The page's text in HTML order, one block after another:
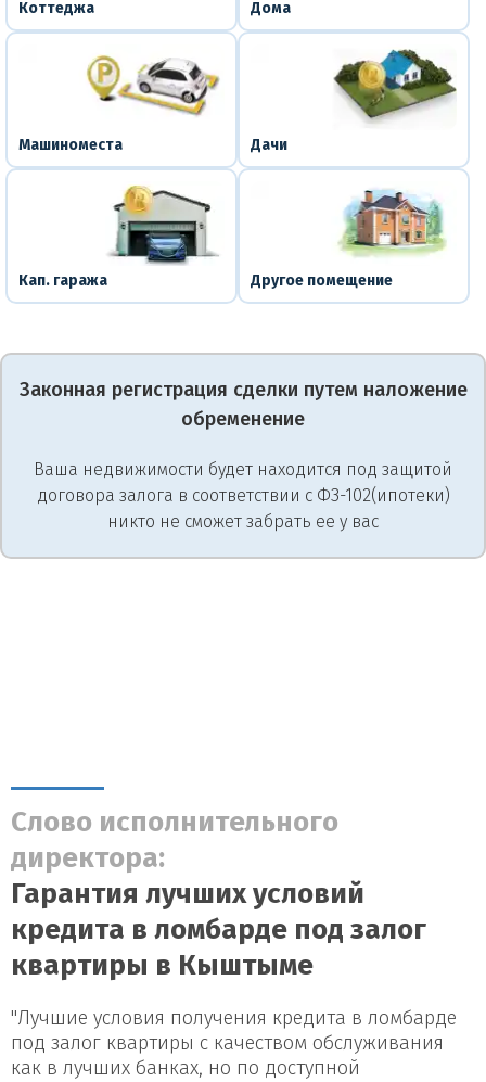
Коттеджа Дома
Машиноместа Дачи
Кап. гаража Другое помещение
Законная регистрация сделки путем наложение
обременение
Ваша недвижимости будет находится под защитой
договора залога в соответствии с ФЗ-102(ипотеки)
никто не сможет забрать ее у вас
Слово исполнительного
директора:
Гарантия лучших условий
кредита в ломбарде под залог
квартиры в Кыштыме
"Лучшие условия получения кредита в ломбарде
под залог квартиры с качеством обслуживания
как в лучших банках, но по доступной